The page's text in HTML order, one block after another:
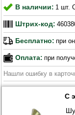
В наличии: 1 шт.
Штрих-код:
Бесплатно: при
Оплата: при
Нашли ошибку в
С